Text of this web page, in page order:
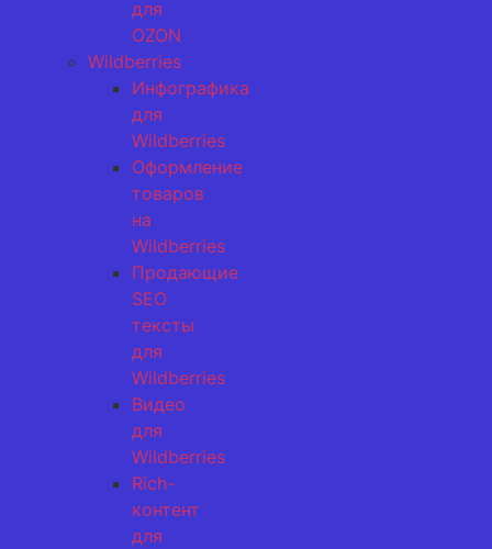
для
OZON
Wildberries
Инфографика
для
Wildberries
Оформление
товаров
на
Wildberries
Продающие
SEO
тексты
для
Wildberries
Видео
для
Wildberries
Rich-
контент
для